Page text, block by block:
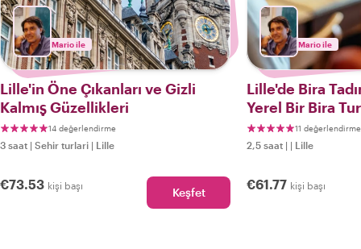
Mario ile
Lille'in Öne Çıkanları ve Gizli
Kalmış Güzellikleri
14 değerlendirme
3 saat | Sehir turlari | Lille
€73.53 kişi başı Keşfet
Mario ile
Lille'de Bira
Yerel Bir Bira
11 değerlendirme
2,5 saat | | Lille
€61.77 kişi başı